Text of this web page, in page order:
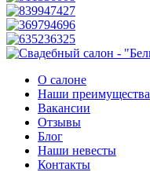
О салоне
Наши преимущества
Вакансии
Отзывы
Блог
Наши невесты
Контакты